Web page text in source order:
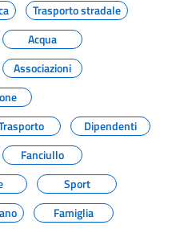
Trasporto stradale
Acqua
Associazioni
Dipendenti
Fanciullo
Sport
Famiglia